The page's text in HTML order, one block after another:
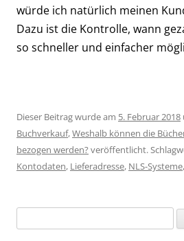
würde ich natürlich meinen
Dazu ist die Kontrolle, wann
so schneller und einfacher
Dieser Beitrag wurde am 5. Februar 2018
Buchverkauf,Weshalb können die
bezogen werden? veröffentlicht.
Kontodaten, Lieferadresse, NLS-Systeme,
nach: